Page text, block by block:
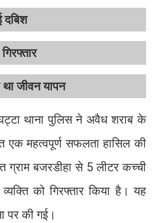
दबिश
जीवन यापन
थाना पुलिस ने अवैध शराब के
महत्वपूर्ण सफलता हासिल की
ग्राम बजरडीहा से 5 लीटर कच्ची
को गिरफ्तार किया है। यह
पर की गई।